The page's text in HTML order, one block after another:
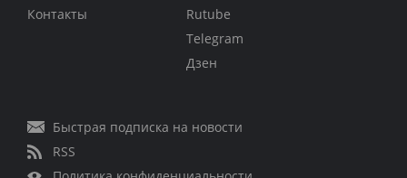
Контакты
Rutube
Telegram
Дзен
Быстрая подписка на новости
RSS